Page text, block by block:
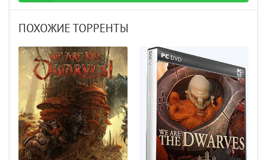
ПОХОЖИЕ ТОРРЕНТЫ